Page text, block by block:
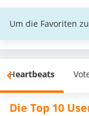
Um die Favoriten
Heartbeats
Die Top 10